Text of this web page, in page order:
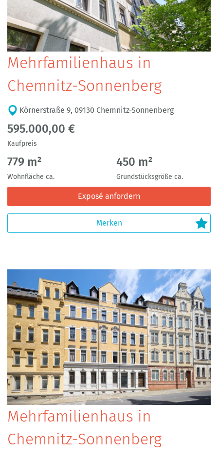
Mehrfamilienhaus in
Chemnitz-Sonnenberg
Körnerstraße 9, 09130 Chemnitz-Sonnenberg
595.000,00 €
Kaufpreis
779 m²
Wohnfläche ca.
450 m²
Grundstücksgröße ca.
Exposé anfordern
Mehrfamilienhaus in
Chemnitz-Sonnenberg